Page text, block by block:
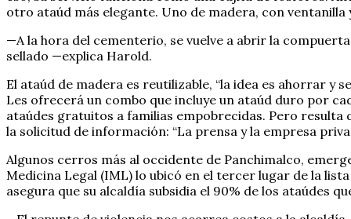
otro ataúd más elegante. Uno de madera, con ventanilla
—A la hora del cementerio, se vuelve a abrir la
sellado —explica Harold.
El ataúd de madera es reutilizable, “la idea es ahorrar y
Les ofrecerá un combo que incluye un ataúd duro por
ataúdes gratuitos a familias empobrecidas. Pero
la solicitud de información: “La prensa y la empresa
Algunos cerros más al occidente de Panchimalco,
Medicina Legal (IML) lo ubicó en el tercer lugar de la
asegura que su alcaldía subsidia el 90% de los ataúdes